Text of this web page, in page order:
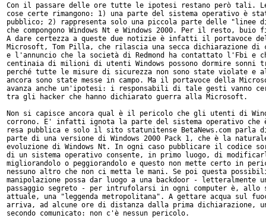
Con il passare delle ore tutte le ipotesi restano però tali.
cose certe rimangono: 1) una parte del sistema operativo è
pubblico; 2) rappresenta solo una piccola parte delle "linee
che compongono Windows Nt e Windows 2000. Per il resto,
A dare certezza a queste due notizie è infatti il portavoce
Microsoft, Tom Pilla, che rilascia una secca dichiarazione di
e l'annuncio che la società di Redmond ha contattato l'Fbi e
centinaia di milioni di utenti Windows possono dormire sonni
perché tutte le misure di sicurezza non sono state violate e
ancora sono state messe in campo. Ma il portavoce della
avanza anche un'ipotesi: i responsabili di tale gesti vanno
tra gli hacker che hanno dichiarato guerra alla Microsoft.
Non si capisce ancora qual è il pericolo che gli utenti di
corrono. E' infatti ignota la parte del sistema operativo che
resa pubblica e solo il sito statunitense BetaNews.com parla
parte di una versione di Windows 2000 Pack 1, che è la
evoluzione di Windows Nt. In ogni caso pubblicare il codice
di un sistema operativo consente, in primo luogo, di
migliorandolo o peggiorandolo e questo non mette certo in
nessuno altro che non ci metta le mani. Se poi questa
manipolazione possa dar luogo a una backdoor - letteralmente
passaggio segreto - per intrufolarsi in ogni computer è, allo
attuale, una "leggenda metropolitana". A gettare acqua sul
arriva, ad alcune ore di distanza dalla prima dichiarazione,
secondo comunicato: non c'è nessun pericolo.